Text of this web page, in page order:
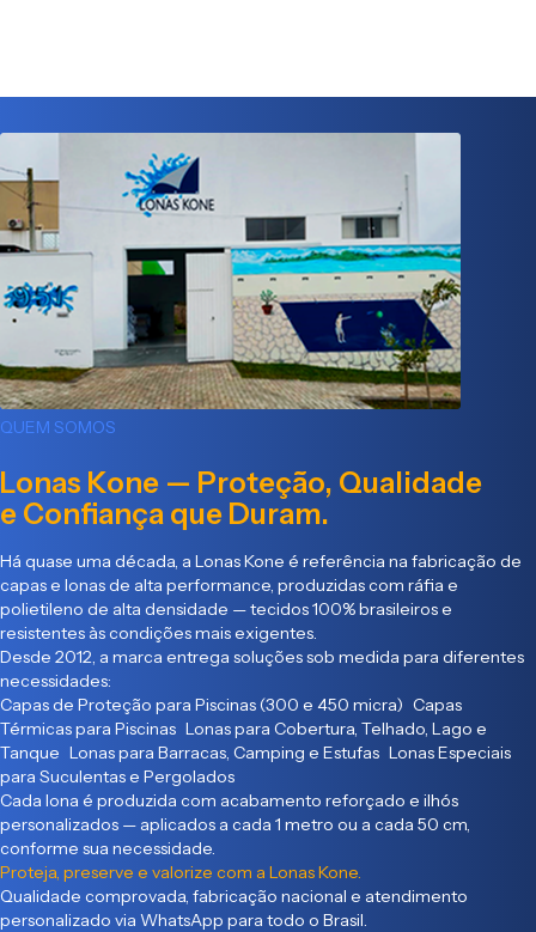
QUEM SOMOS
Lonas Kone — Proteção, Qualidade
e Confiança que Duram.
Há quase uma década, a Lonas Kone é referência na fabricação de
capas e lonas de alta performance, produzidas com ráfia e
polietileno de alta densidade — tecidos 100% brasileiros e
resistentes às condições mais exigentes.
Desde 2012, a marca entrega soluções sob medida para diferentes
necessidades:
Capas de Proteção para Piscinas (300 e 450 micra) Capas
Térmicas para Piscinas Lonas para Cobertura, Telhado, Lago e
Tanque Lonas para Barracas, Camping e Estufas Lonas Especiais
para Suculentas e Pergolados
Cada lona é produzida com acabamento reforçado e ilhós
personalizados — aplicados a cada 1 metro ou a cada 50 cm,
conforme sua necessidade.
Proteja, preserve e valorize com a Lonas Kone.
Qualidade comprovada, fabricação nacional e atendimento
personalizado via WhatsApp para todo o Brasil.